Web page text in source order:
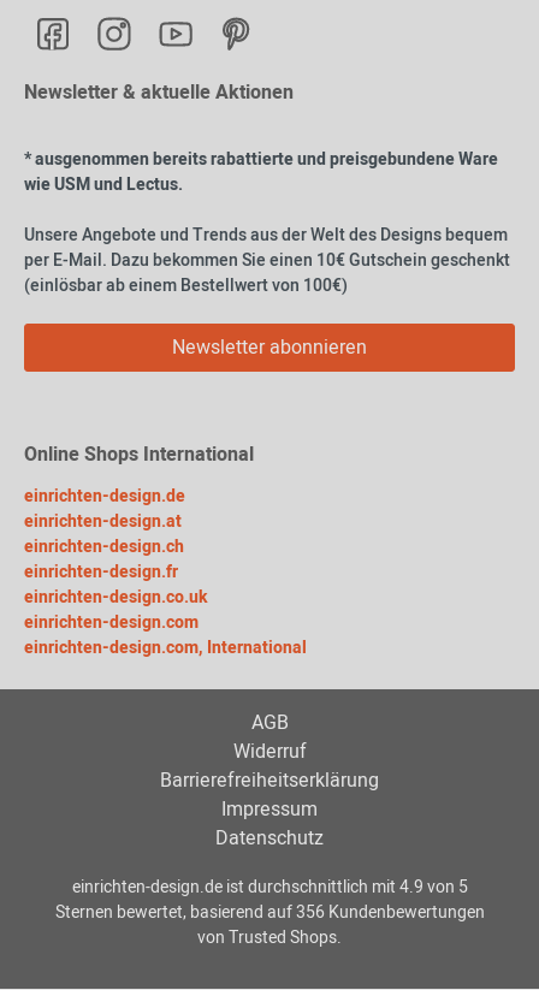
Newsletter & aktuelle Aktionen
* ausgenommen bereits rabattierte und preisgebundene Ware
wie USM und Lectus.
Unsere Angebote und Trends aus der Welt des Designs bequem
per E-Mail. Dazu bekommen Sie einen 10€ Gutschein geschenkt
(einlösbar ab einem Bestellwert von 100€)
Newsletter abonnieren
Online Shops International
einrichten-design.de
einrichten-design.at
einrichten-design.ch
einrichten-design.fr
einrichten-design.co.uk
einrichten-design.com
einrichten-design.com, International
AGB
Widerruf
Barrierefreiheitserklärung
Impressum
Datenschutz
einrichten-design.deist durchschnittlich mit4.9von 5
Sternen bewertet, basierend auf356Kundenbewertungen
von Trusted Shops.